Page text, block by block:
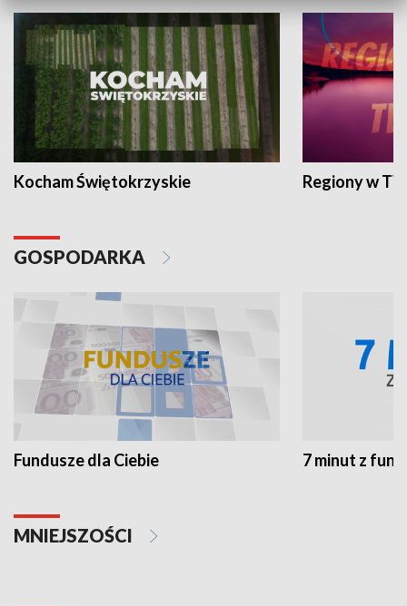
Kocham Świętokrzyskie Regiony w
GOSPODARKA
Fundusze dla Ciebie 7 minut z
MNIEJSZOŚCI